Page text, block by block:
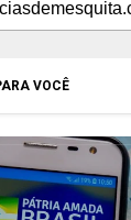
VOCÊ